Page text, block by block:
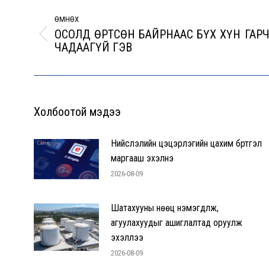
navigation
ӨМНӨХ
Previous
post:
ОСОЛД ӨРТСӨН БАЙРНААС БҮХ ХҮН ГАРЧ
ЧАДААГҮЙ ГЭВ
Холбоотой мэдээ
Нийслэлийн цэцэрлэгийн цахим бүртгэл
маргааш эхэлнэ
2026-08-09
Шатахууны нөөц нэмэгдүүлж,
агуулахуудыг ашиглалтад оруулж
эхэллээ
2026-08-09